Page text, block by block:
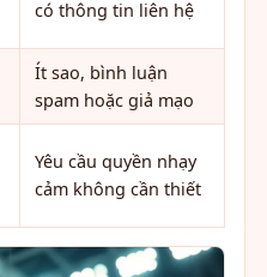
có thông tin liên hệ
Ít sao, bình luận
spam hoặc giả mạo
Yêu cầu quyền nhạy
cảm không cần thiết